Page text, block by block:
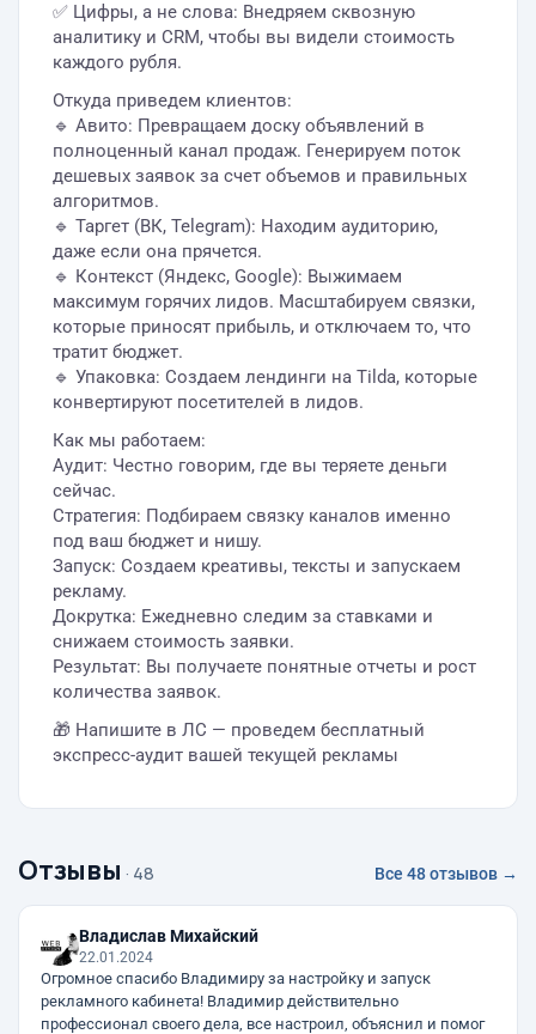
✅ Цифры, а не слова: Внедряем сквозную
аналитику и CRM, чтобы вы видели стоимость
каждого рубля.
Откуда приведем клиентов:
🔹 Авито: Превращаем доску объявлений в
полноценный канал продаж. Генерируем поток
дешевых заявок за счет объемов и правильных
алгоритмов.
🔹 Таргет (ВК, Telegram): Находим аудиторию,
даже если она прячется.
🔹 Контекст (Яндекс, Google): Выжимаем
максимум горячих лидов. Масштабируем связки,
которые приносят прибыль, и отключаем то, что
тратит бюджет.
🔹 Упаковка: Создаем лендинги на Tilda, которые
конвертируют посетителей в лидов.
Как мы работаем:
Аудит: Честно говорим, где вы теряете деньги
сейчас.
Стратегия: Подбираем связку каналов именно
под ваш бюджет и нишу.
Запуск: Создаем креативы, тексты и запускаем
рекламу.
Докрутка: Ежедневно следим за ставками и
снижаем стоимость заявки.
Результат: Вы получаете понятные отчеты и рост
количества заявок.
🎁 Напишите в ЛС — проведем бесплатный
экспресс-аудит вашей текущей рекламы
Отзывы · 48 Все 48 отзывов →
Владислав Михайский
22.01.2024
Огромное спасибо Владимиру за настройку и запуск
рекламного кабинета! Владимир действительно
профессионал своего дела, все настроил, объяснил и помог